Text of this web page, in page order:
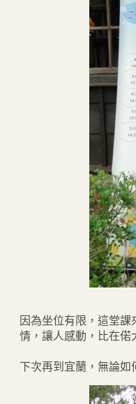
因為坐位有限，這堂課
情，讓人感動，比在偌
下次再到宜蘭，無論如